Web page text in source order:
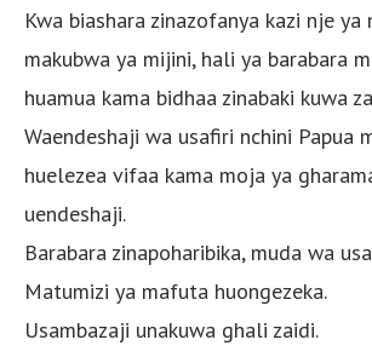
Kwa biashara zinazofanya kazi nje ya
makubwa ya mijini, hali ya barabara
huamua kama bidhaa zinabaki kuwa
Waendeshaji wa usafiri nchini Papua
huelezea vifaa kama moja ya
uendeshaji.
Barabara zinapoharibika, muda wa
Matumizi ya mafuta huongezeka.
Usambazaji unakuwa ghali zaidi.